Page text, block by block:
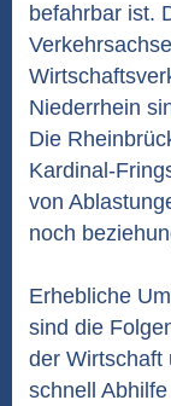
befahrbar ist.
Niederrhein
Die
Kardinal-
von
noch
Erhebliche
sind die
der Wirtschaft
schnell